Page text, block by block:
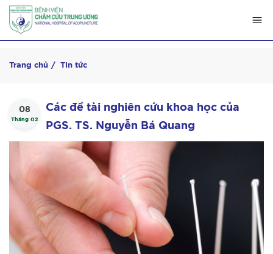
Trang chủ Tin tức
08
Tháng 02
Các đề tài nghiên cứu khoa học của
PGS. TS. Nguyễn Bá Quang